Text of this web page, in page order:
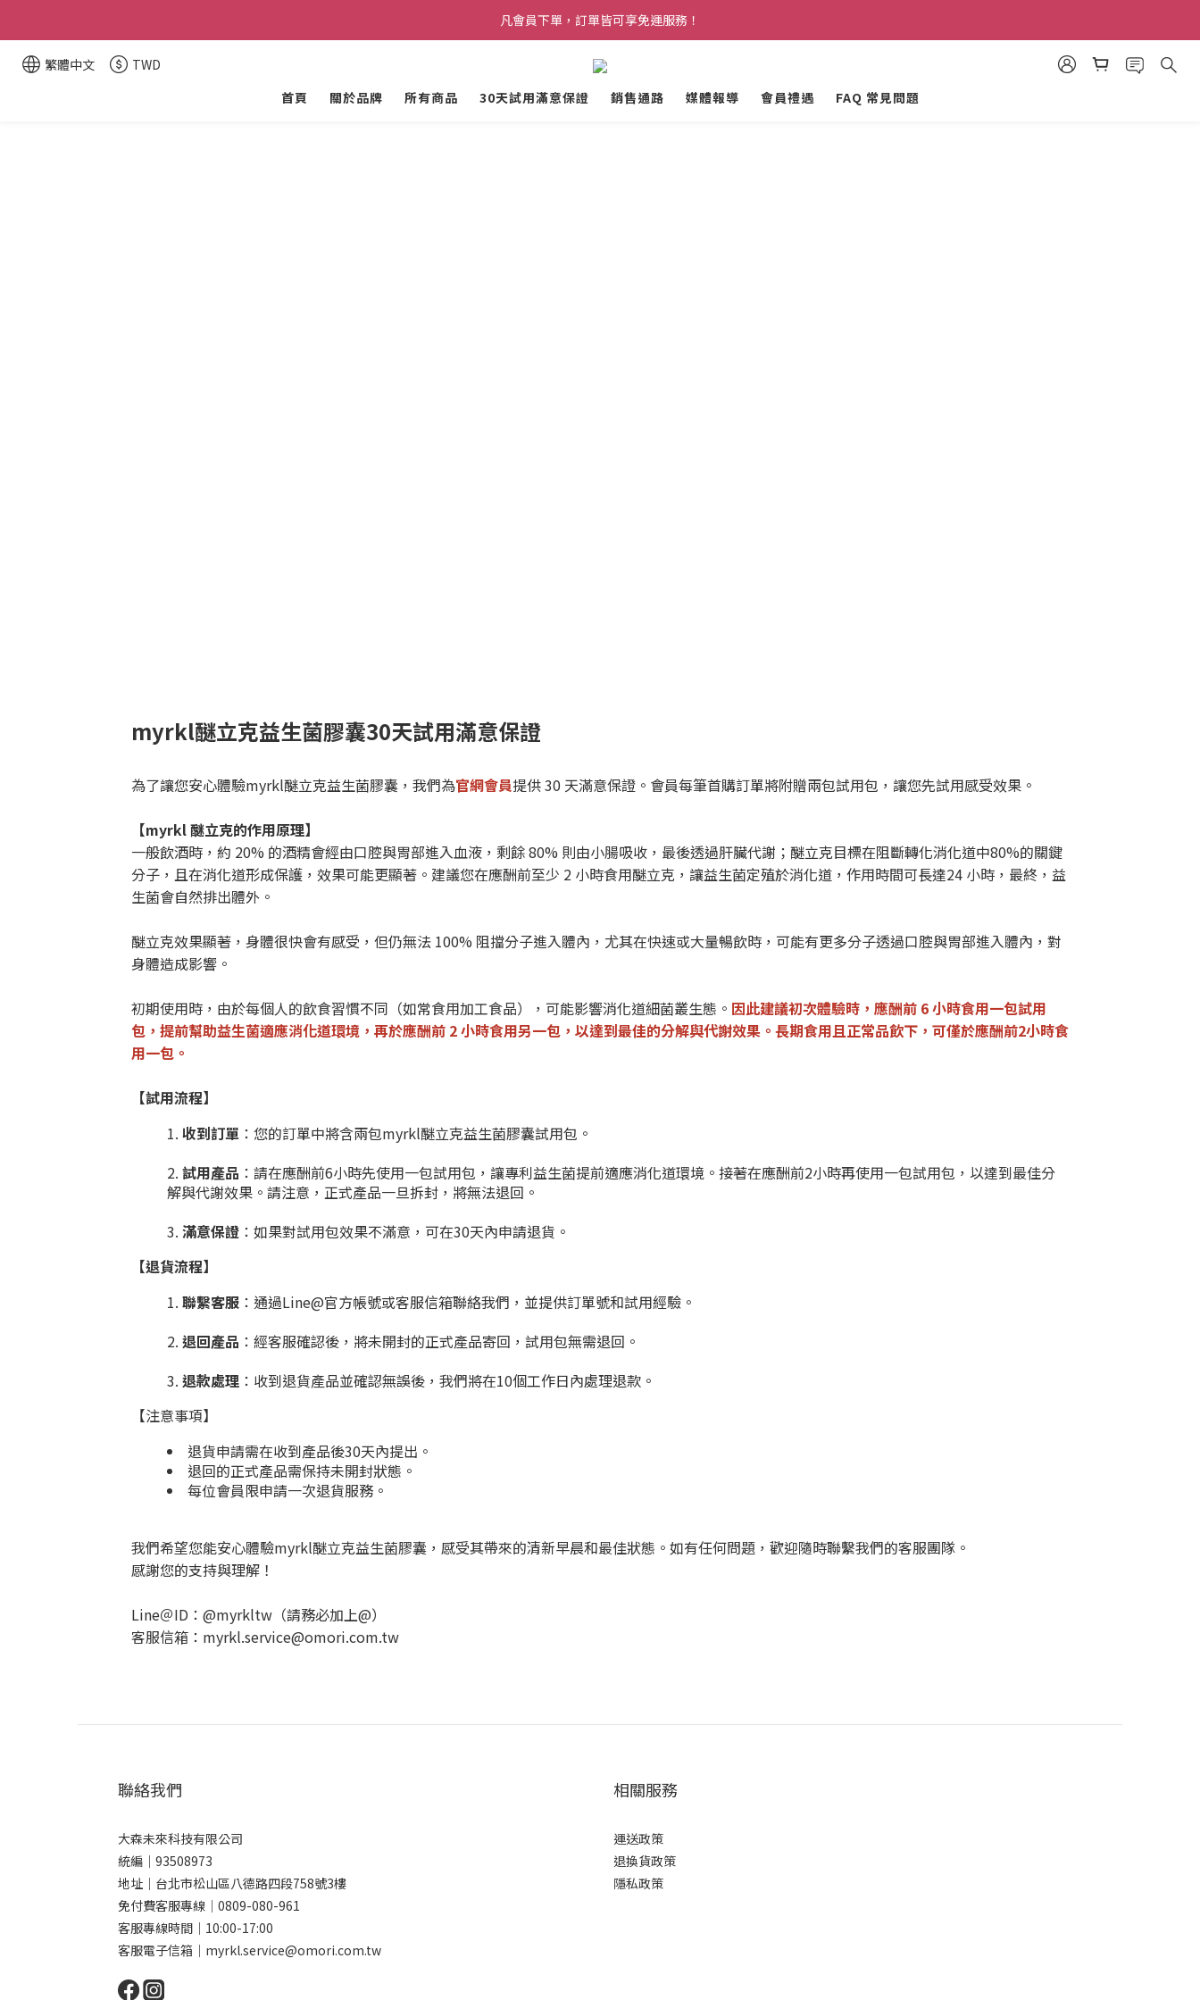
醚立克會員禮遇上線！黑卡會員最高可享 72 折會員價，再加贈 $5,000 升等禮金！
凡會員下單，訂單皆可享免運服務！
醚立克會員禮遇上線！黑卡會員最高可享 72 折會員價，再加贈 $5,000 升等禮金！
繁體中文
TWD
首頁
關於品牌 所有商品 30天試用滿意保證 銷售通路 媒體報導 會員禮遇 FAQ 常見問題
myrkl醚立克益生菌膠囊30天試用滿意保證
為了讓您安心體驗myrkl醚立克益生菌膠囊，我們為官網會員提供 30 天滿意保證。會員每筆首購訂單將附贈兩包試用包，讓您先試用感受效果。
【myrkl 醚立克的作用原理】
一般飲酒時，約 20% 的酒精會經由口腔與胃部進入血液，剩餘 80% 則由小腸吸收，最後透過肝臟代謝；醚立克目標在阻斷轉化消化道中80%的關鍵
分子，且在消化道形成保護，效果可能更顯著。建議您在應酬前至少 2 小時食用醚立克，讓益生菌定殖於消化道，作用時間可長達24 小時，最終，益
生菌會自然排出體外。
醚立克效果顯著，身體很快會有感受，但仍無法 100% 阻擋分子進入體內，尤其在快速或大量暢飲時，可能有更多分子透過口腔與胃部進入體內，對
身體造成影響。
初期使用時，由於每個人的飲食習慣不同（如常食用加工食品），可能影響消化道細菌叢生態。 因此建議初次體驗時，應酬前 6 小時食用一包試用
包，提前幫助益生菌適應消化道環境，再於應酬前 2 小時食用另一包，以達到最佳的分解與代謝效果。長期食用且正常品飲下，可僅於應酬前2小時食
用一包。
【試用流程】
收到訂單 ：您的訂單中將含兩包myrkl醚立克益生菌膠囊試用包。
試用產品 ：請在應酬前6小時先使用一包試用包，讓專利益生菌提前適應消化道環境。接著在應酬前2小時再使用一包試用包，以達到最佳分
解與代謝效果。請注意，正式產品一旦拆封，將無法退回。
滿意保證 ：如果對試用包效果不滿意，可在30天內申請退貨。
【退貨流程】
聯繫客服 ：通過Line@官方帳號或客服信箱聯絡我們，並提供訂單號和試用經驗。
退回產品 ：經客服確認後，將未開封的正式產品寄回，試用包無需退回。
退款處理 ：收到退貨產品並確認無誤後，我們將在10個工作日內處理退款。
【注意事項】
退貨申請需在收到產品後30天內提出。
退回的正式產品需保持未開封狀態。
每位會員限申請一次退貨服務。
我們希望您能安心體驗myrkl醚立克益生菌膠囊，感受其帶來的清新早晨和最佳狀態。如有任何問題，歡迎隨時聯繫我們的客服團隊。
感謝您的支持與理解！
Line＠ID：@myrkltw（請務必加上@）
客服信箱：myrkl.service@omori.com.tw
聯絡我們
大森未來科技有限公司
統編｜93508973
地址｜台北市松山區八德路四段758號3樓
免付費客服專線｜0809-080-961
客服專線時間｜10:00-17:00
客服電子信箱｜myrkl.service@omori.com.tw
相關服務
運送政策
退換貨政策
隱私政策